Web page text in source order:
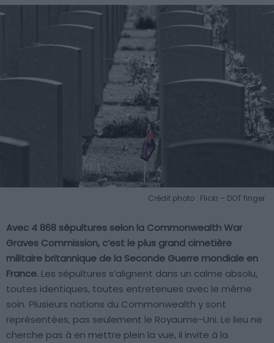
Crédit photo : Flickr – DOT finger
Avec 4 868 sépultures selon la Commonwealth War
Graves Commission, c’est le plus grand cimetière
militaire britannique de la Seconde Guerre mondiale en
France. Les sépultures s’alignent dans un calme absolu,
toutes identiques, toutes entretenues avec le même
soin. Plusieurs nations du Commonwealth y sont
représentées, pas seulement le Royaume-Uni. Le lieu ne
cherche pas à en mettre plein la vue, il invite à la